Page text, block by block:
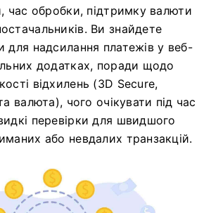
час обробки, підтримку валюти
Ви знайдете
для надсилання платежів у веб-
додатках, поради щодо
відхилень (3D Secure,
валюта), чого очікувати під час
перевірки для швидшого
або невдалих транзакцій.